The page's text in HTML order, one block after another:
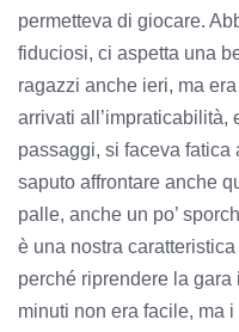
permetteva di giocare.
fiduciosi, ci aspetta una
ragazzi anche ieri, ma
arrivati all’impraticabilità,
passaggi, si faceva
saputo affrontare anche
palle, anche un po’
è una nostra
perché riprendere la
minuti non era facile, ma